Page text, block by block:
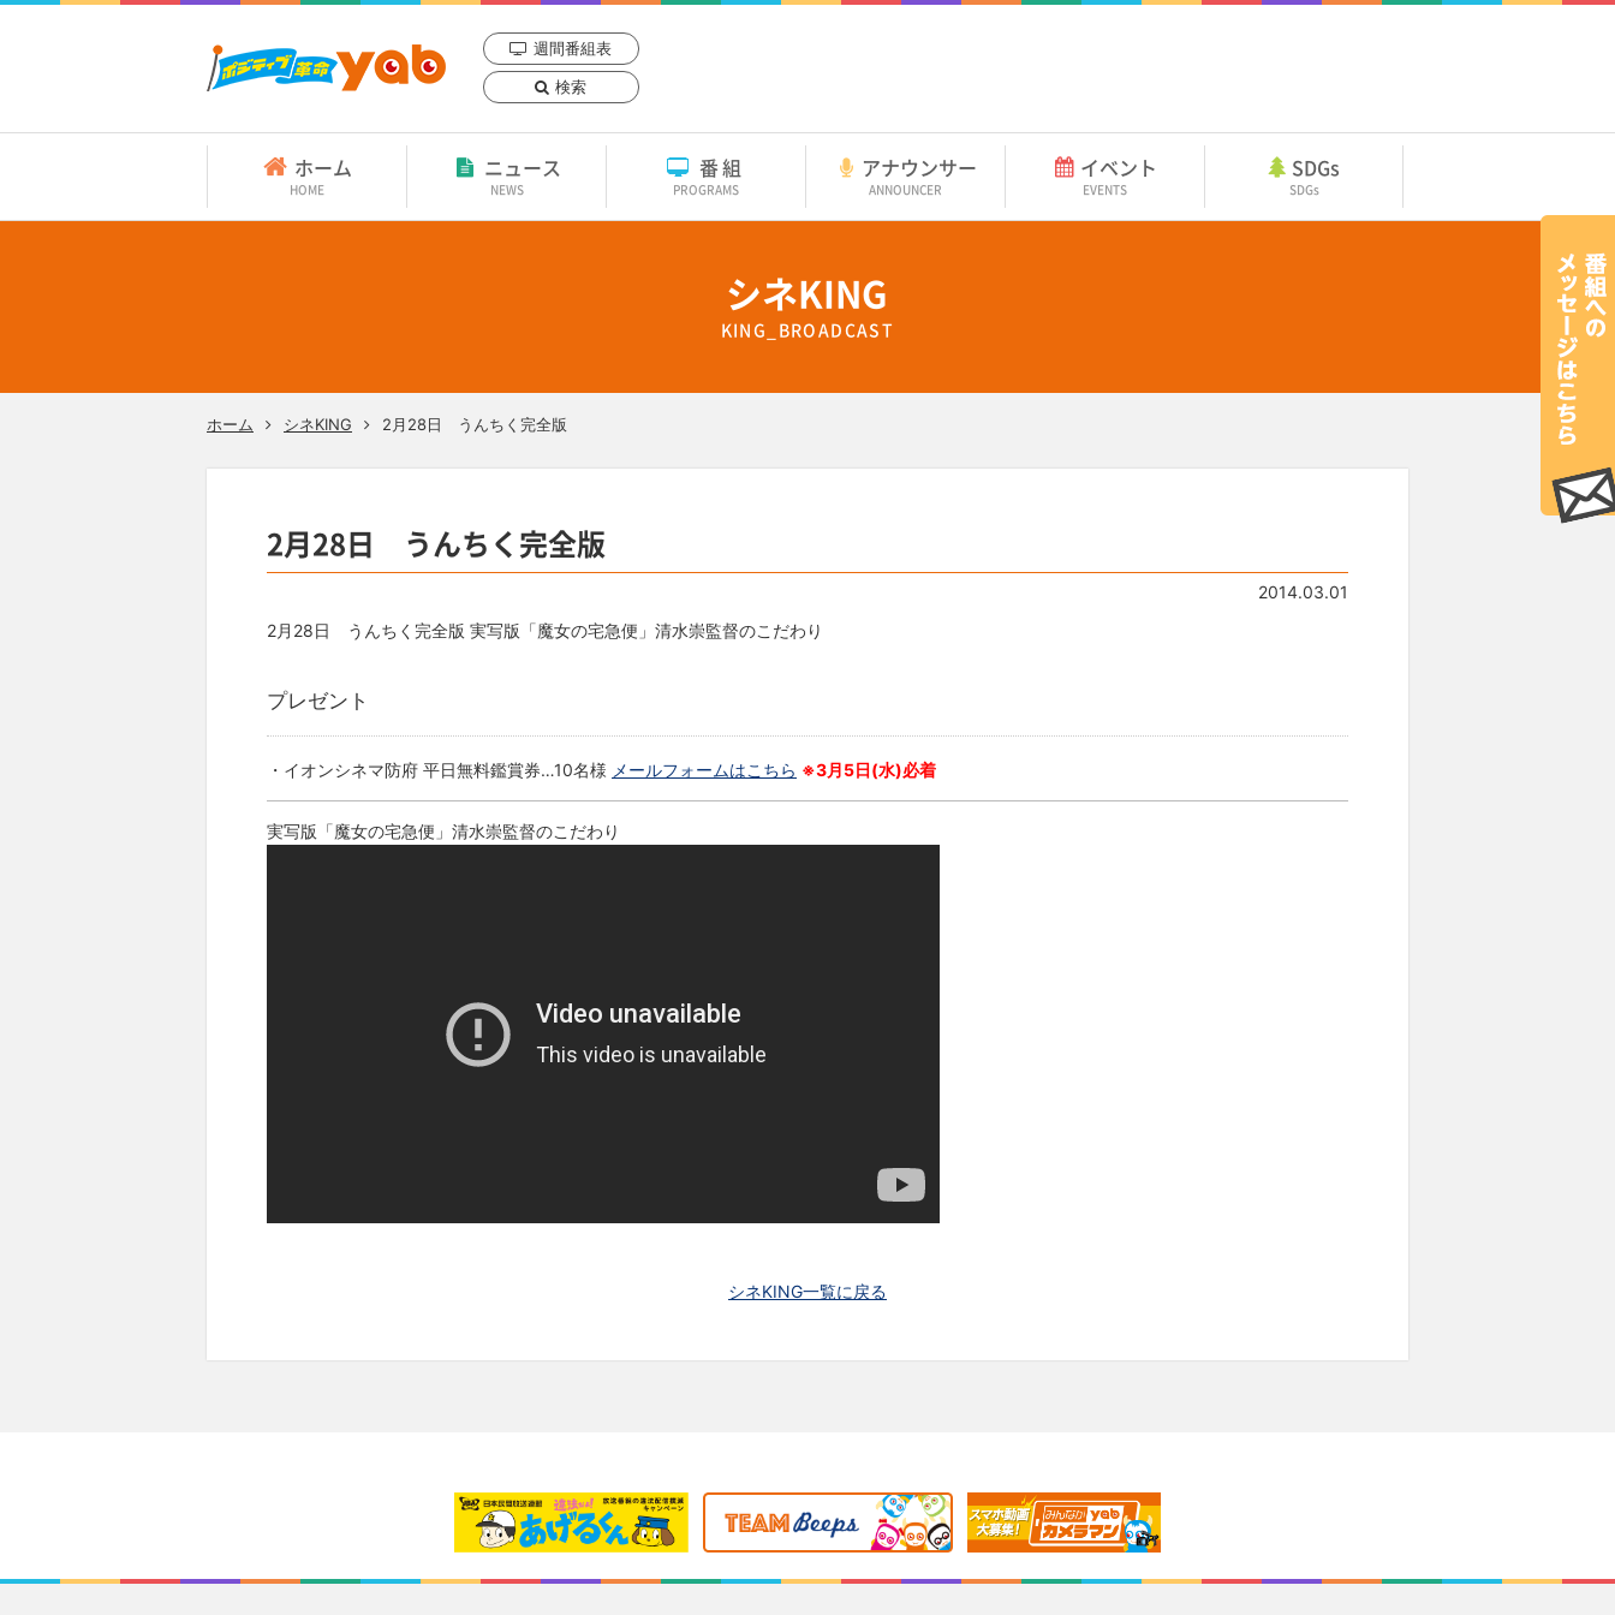
週間番組表
検索
ホーム
HOME
ニュース
NEWS
番組
PROGRAMS
アナウンサー
ANNOUNCER
イベント
EVENTS
SDGs
SDGs
シネKING
KING_BROADCAST
ホーム シネKING 2月28日 うんちく完全版
2月28日 うんちく完全版
2014.03.01
2月28日 うんちく完全版 実写版「魔女の宅急便」清水崇監督のこだわり
プレゼント
・イオンシネマ防府 平日無料鑑賞券…10名様 メールフォームはこちら ※3月5日(水)必着
実写版「魔女の宅急便」清水崇監督のこだわり
シネKING一覧に戻る